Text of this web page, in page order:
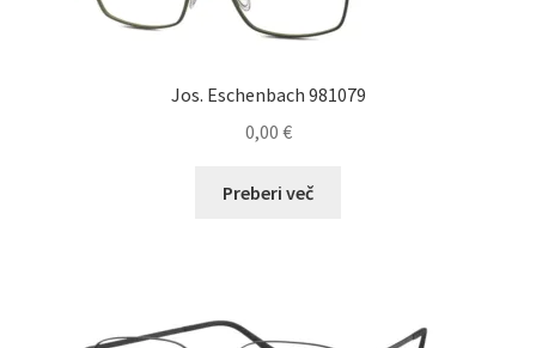
Jos. Eschenbach 981079
0,00 €
Preberi več